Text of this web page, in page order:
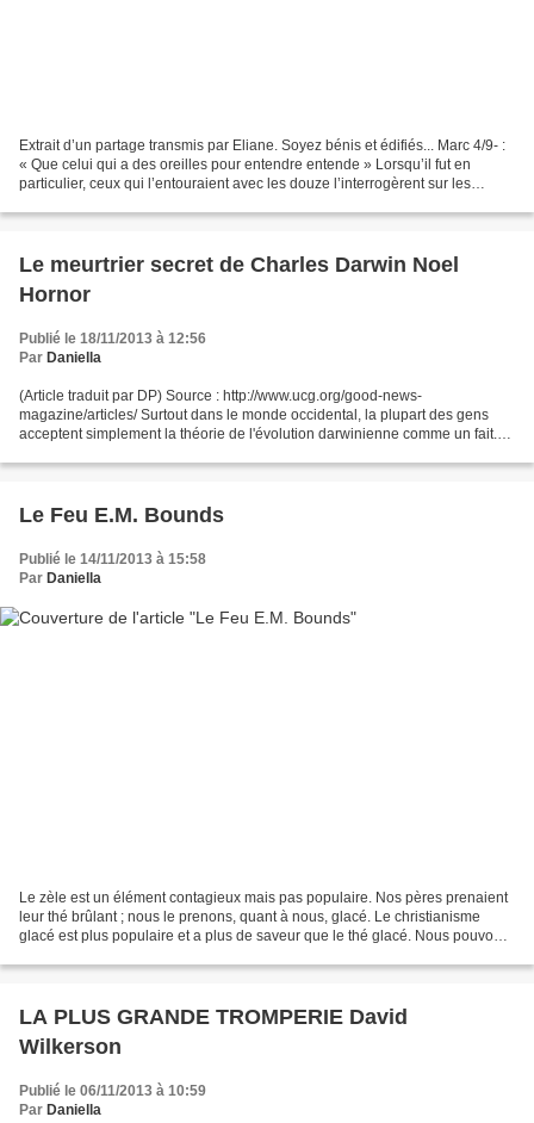
Extrait d’un partage transmis par Eliane. Soyez bénis et édifiés... Marc 4/9- :
« Que celui qui a des oreilles pour entendre entende » Lorsqu’il fut en
particulier, ceux qui l’entouraient avec les douze l’interrogèrent sur les
Le meurtrier secret de Charles Darwin Noel
Hornor
Publié le 18/11/2013 à 12:56
Par Daniella
(Article traduit par DP) Source : http://www.ucg.org/good-news-
magazine/articles/ Surtout dans le monde occidental, la plupart des gens
acceptent simplement la théorie de l'évolution darwinienne comme un fait.
Le Feu E.M. Bounds
Publié le 14/11/2013 à 15:58
Par Daniella
Le zèle est un élément contagieux mais pas populaire. Nos pères prenaient
leur thé brûlant ; nous le prenons, quant à nous, glacé. Le christianisme
glacé est plus populaire et a plus de saveur que le thé glacé. Nous pouvons
LA PLUS GRANDE TROMPERIE David
Wilkerson
Publié le 06/11/2013 à 10:59
Par Daniella